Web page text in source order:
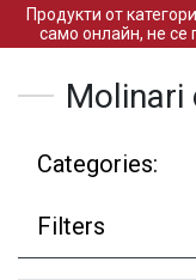
Продукти от
само онлайн, не се
Molinari
Categories:
Filters